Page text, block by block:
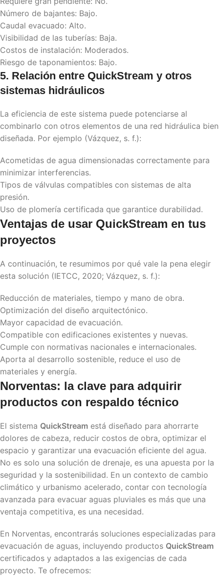
Número de bajantes: Bajo.
Caudal evacuado: Alto.
Visibilidad de las tuberías: Baja.
Costos de instalación: Moderados.
Riesgo de taponamientos: Bajo.
5. Relación entre QuickStream y otros
sistemas hidráulicos
La eficiencia de este sistema puede potenciarse al
combinarlo con otros elementos de una red hidráulica bien
diseñada. Por ejemplo (Vázquez, s. f.):
Acometidas de agua dimensionadas correctamente para
minimizar interferencias.
Tipos de válvulas compatibles con sistemas de alta
presión.
Uso de plomería certificada que garantice durabilidad.
Ventajas de usar QuickStream en tus
proyectos
A continuación, te resumimos por qué vale la pena elegir
esta solución (IETCC, 2020; Vázquez, s. f.):
Reducción de materiales, tiempo y mano de obra.
Optimización del diseño arquitectónico.
Mayor capacidad de evacuación.
Compatible con edificaciones existentes y nuevas.
Cumple con normativas nacionales e internacionales.
Aporta al desarrollo sostenible, reduce el uso de
materiales y energía.
Norventas: la clave para adquirir
productos con respaldo técnico
El sistema QuickStream está diseñado para ahorrarte
dolores de cabeza, reducir costos de obra, optimizar el
espacio y garantizar una evacuación eficiente del agua.
No es solo una solución de drenaje, es una apuesta por la
seguridad y la sostenibilidad. En un contexto de cambio
climático y urbanismo acelerado, contar con tecnología
avanzada para evacuar aguas pluviales es más que una
ventaja competitiva, es una necesidad.
En Norventas, encontrarás soluciones especializadas para
evacuación de aguas, incluyendo productos QuickStream
certificados y adaptados a las exigencias de cada
proyecto. Te ofrecemos: